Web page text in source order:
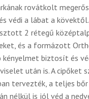
rovátkolt
védi a lábat a kövektől.
2 rétegű
és a formázott
kényelmet biztosít és
után is. A cipőket
tervezték, a teljes
nélkül is jól véd a